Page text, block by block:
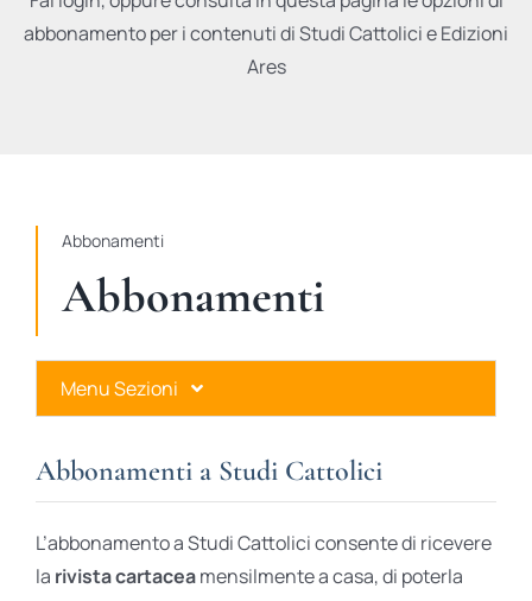
RECENSIONI
abbonamento per i contenuti di Studi Cattolici e Edizioni
Ares
Abbonamenti
Abbonamenti
Menu Sezioni
Ares Gold
Ares Digital
Abbonamenti a Studi Cattolici
L’abbonamento a Studi Cattolici consente di ricevere
la rivista cartaceamensilmente a casa, di poterla